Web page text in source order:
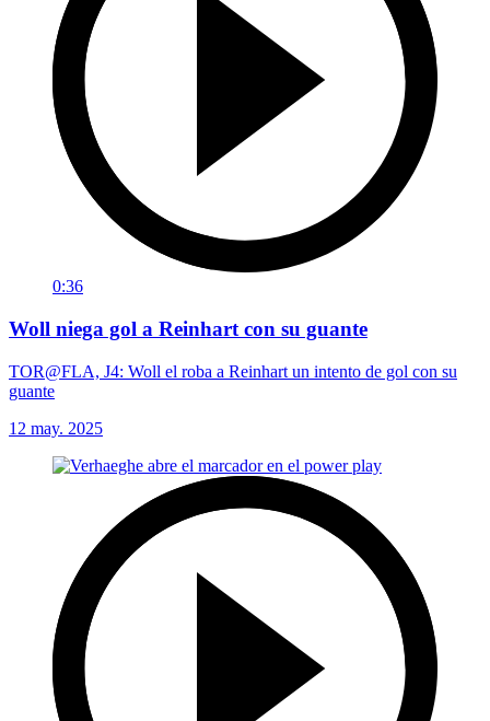
0:36
Woll niega gol a Reinhart con su guante
TOR@FLA, J4: Woll el roba a Reinhart un intento de gol con su
guante
12 may. 2025